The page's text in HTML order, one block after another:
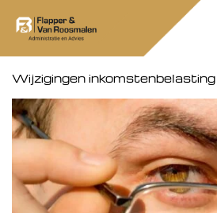
Wijzigingen